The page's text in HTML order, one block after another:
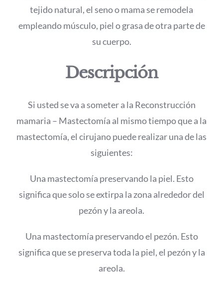
tejido natural, el seno o mama se remodela
empleando músculo, piel o grasa de otra parte de
su cuerpo.
Descripción
Si usted se va a someter a la Reconstrucción
mamaria – Mastectomía al mismo tiempo que a la
mastectomía, el cirujano puede realizar una de las
siguientes:
Una mastectomía preservando la piel. Esto
significa que solo se extirpa la zona alrededor del
pezón y la areola.
Una mastectomía preservando el pezón. Esto
significa que se preserva toda la piel, el pezón y la
areola.